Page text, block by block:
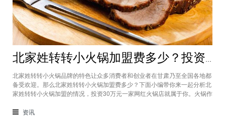
北家姓转转小火锅加盟费多少？投资30万一家网红火锅店就属于你
北家姓转转小火锅品牌的特色让众多消费者和创业者在甘肃乃至全国各地都
备受欢迎。那么北家姓转转小火锅加盟费多少？下面小编带你来一起分析北
家姓转转小火锅加盟的情况，投资30万元一家网红火锅店就属于你。火锅作
态存在着。北家姓转转小火锅凭借自己的产品和装修在美食市场当中受到越
资讯